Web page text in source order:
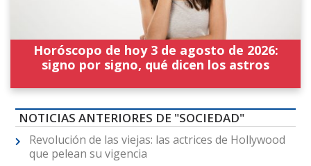
Horóscopo de hoy 3 de agosto de 2026:
signo por signo, qué dicen los astros
NOTICIAS ANTERIORES DE "SOCIEDAD"
Revolución de las viejas: las actrices de Hollywood
que pelean su vigencia